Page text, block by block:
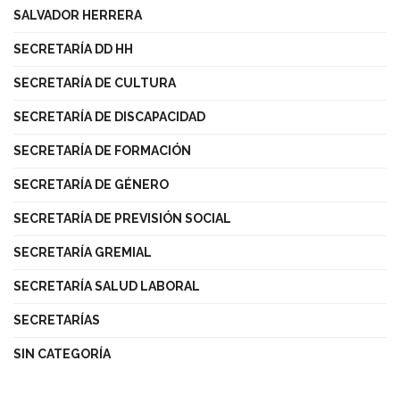
SALVADOR HERRERA
SECRETARÍA DD HH
SECRETARÍA DE CULTURA
SECRETARÍA DE DISCAPACIDAD
SECRETARÍA DE FORMACIÓN
SECRETARÍA DE GÉNERO
SECRETARÍA DE PREVISIÓN SOCIAL
SECRETARÍA GREMIAL
SECRETARÍA SALUD LABORAL
SECRETARÍAS
SIN CATEGORÍA